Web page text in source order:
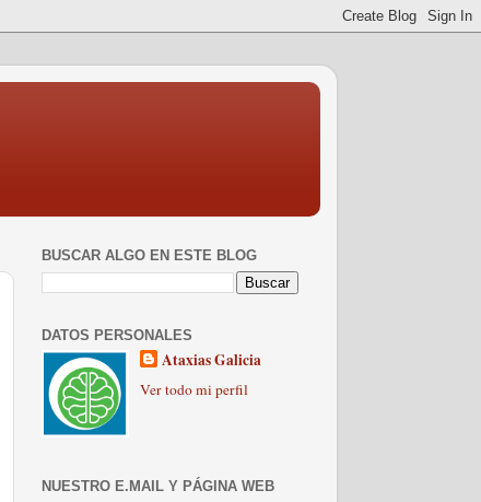
BUSCAR ALGO EN ESTE BLOG
DATOS PERSONALES
Ataxias Galicia
Ver todo mi perfil
NUESTRO E.MAIL Y PÁGINA WEB